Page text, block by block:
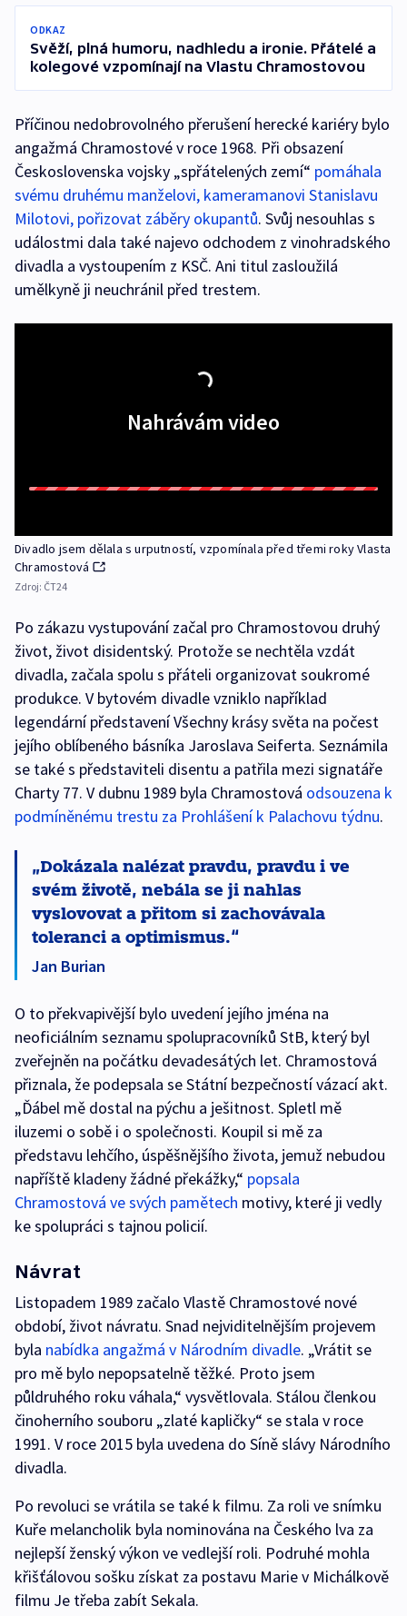
ODKAZ
Svěží, plná humoru, nadhledu a ironie. Přátelé a
kolegové vzpomínají na Vlastu Chramostovou
Příčinou nedobrovolného přerušení herecké kariéry bylo
angažmá Chramostové v roce 1968. Při obsazení
Československa vojsky „spřátelených zemí“ pomáhala
svému druhému manželovi, kameramanovi Stanislavu
Milotovi, pořizovat záběry okupantů. Svůj nesouhlas s
událostmi dala také najevo odchodem z vinohradského
divadla a vystoupením z KSČ. Ani titul zasloužilá
umělkyně ji neuchránil před trestem.
Nahrávám video
Divadlo jsem dělala s urputností, vzpomínala před třemi roky Vlasta
Chramostová
Zdroj: ČT24
Po zákazu vystupování začal pro Chramostovou druhý
život, život disidentský. Protože se nechtěla vzdát
divadla, začala spolu s přáteli organizovat soukromé
produkce. V bytovém divadle vzniklo například
legendární představení Všechny krásy světa na počest
jejího oblíbeného básníka Jaroslava Seiferta. Seznámila
se také s představiteli disentu a patřila mezi signatáře
Charty 77. V dubnu 1989 byla Chramostová odsouzena k
podmíněnému trestu za Prohlášení k Palachovu týdnu.
Dokázala nalézat pravdu, pravdu i ve
svém životě, nebála se ji nahlas
vyslovovat a přitom si zachovávala
toleranci a optimismus.
Jan Burian
O to překvapivější bylo uvedení jejího jména na
neoficiálním seznamu spolupracovníků StB, který byl
zveřejněn na počátku devadesátých let. Chramostová
přiznala, že podepsala se Státní bezpečností vázací akt.
„Ďábel mě dostal na pýchu a ješitnost. Spletl mě
iluzemi o sobě i o společnosti. Koupil si mě za
představu lehčího, úspěšnějšího života, jemuž nebudou
napříště kladeny žádné překážky,“ popsala
Chramostová ve svých pamětech motivy, které ji vedly
ke spolupráci s tajnou policií.
Návrat
Listopadem 1989 začalo Vlastě Chramostové nové
období, život návratu. Snad nejviditelnějším projevem
byla nabídka angažmá v Národním divadle. „Vrátit se
pro mě bylo nepopsatelně těžké. Proto jsem
půldruhého roku váhala,“ vysvětlovala. Stálou členkou
činoherního souboru „zlaté kapličky“ se stala v roce
1991. V roce 2015 byla uvedena do Síně slávy Národního
divadla.
Po revoluci se vrátila se také k filmu. Za roli ve snímku
Kuře melancholik byla nominována na Českého lva za
nejlepší ženský výkon ve vedlejší roli. Podruhé mohla
křišťálovou sošku získat za postavu Marie v Michálkově
filmu Je třeba zabít Sekala.